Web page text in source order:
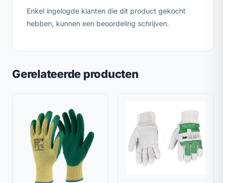
Enkel ingelogde klanten die dit product gekocht
hebben, kunnen een beoordeling schrijven.
Gerelateerde producten